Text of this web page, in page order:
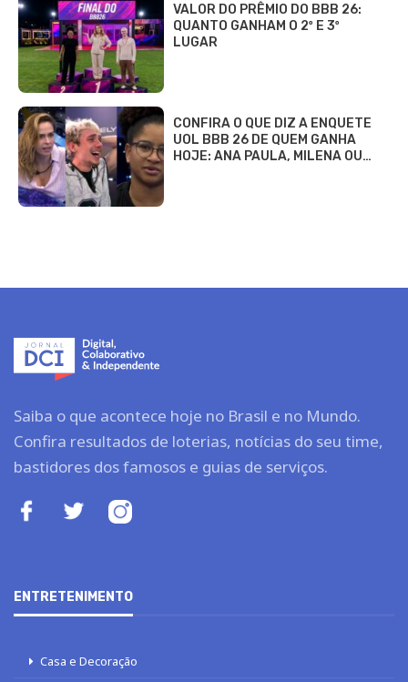
VALOR DO PRÊMIO DO BBB 26:
QUANTO GANHAM O 2º E 3º
LUGAR
CONFIRA O QUE DIZ A ENQUETE
UOL BBB 26 DE QUEM GANHA
HOJE: ANA PAULA, MILENA OU…
Saiba o que acontece hoje no Brasil e no Mundo.
Confira resultados de loterias, notícias do seu time,
bastidores dos famosos e guias de serviços.
ENTRETENIMENTO
Casa e Decoração